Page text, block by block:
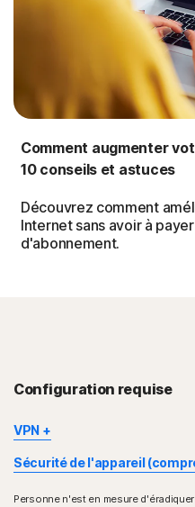
Comment augmenter
10 conseils et astuces
Découvrez comment
Internet sans avoir à
d'abonnement.
Configuration requise
VPN
Norton VPN est disponible
charge de Windows inclut
Sécurité de l'appareil
Certaines fonctions ne sont
Personne n'est en mesure